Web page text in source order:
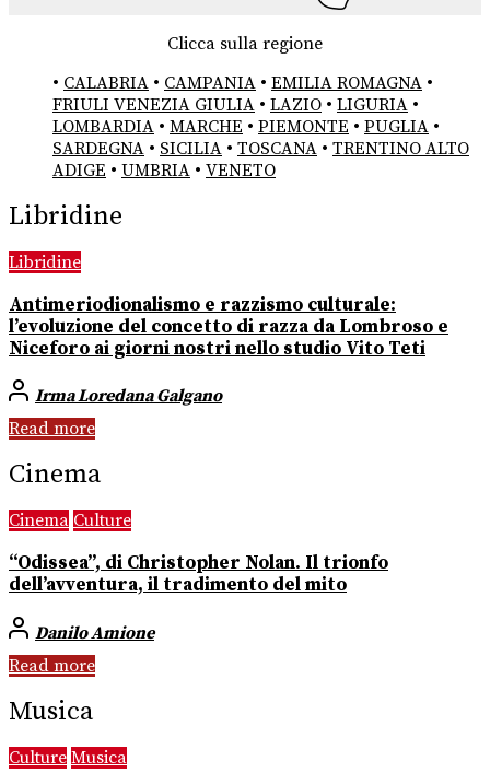
Clicca sulla regione
• CALABRIA • CAMPANIA • EMILIA ROMAGNA •
FRIULI VENEZIA GIULIA • LAZIO • LIGURIA •
LOMBARDIA • MARCHE • PIEMONTE • PUGLIA •
SARDEGNA • SICILIA • TOSCANA • TRENTINO ALTO
ADIGE • UMBRIA • VENETO
Libridine
Libridine
Antimeriodionalismo e razzismo culturale:
l’evoluzione del concetto di razza da Lombroso e
Niceforo ai giorni nostri nello studio Vito Teti
Irma Loredana Galgano
Read more
Cinema
Cinema Culture
“Odissea”, di Christopher Nolan. Il trionfo
dell’avventura, il tradimento del mito
Danilo Amione
Read more
Musica
Culture Musica